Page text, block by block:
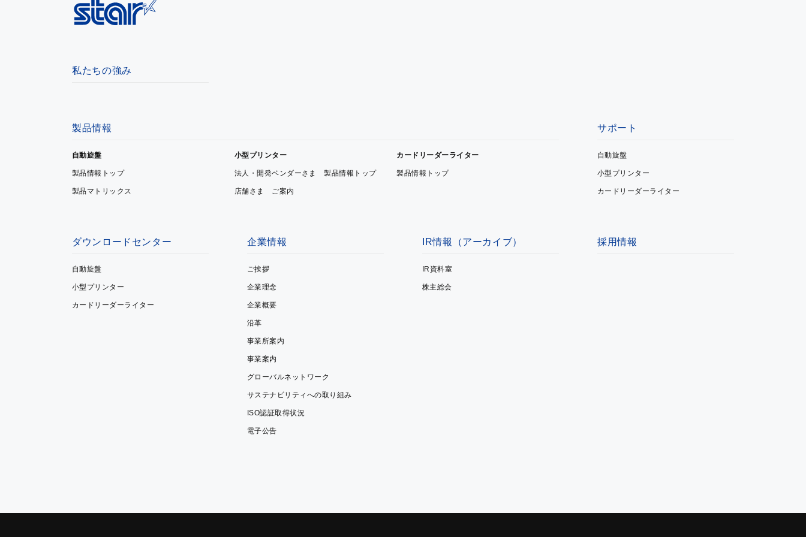
私たちの強み
製品情報
自動旋盤
製品情報トップ
製品マトリックス
小型プリンター
法人・開発ベンダーさま 製品情報トップ
店舗さま ご案内
カードリーダーライター
製品情報トップ
サポート
自動旋盤
小型プリンター
カードリーダーライター
ダウンロードセンター
自動旋盤
小型プリンター
カードリーダーライター
企業情報
ご挨拶
企業理念
企業概要
沿革
事業所案内
事業案内
グローバルネットワーク
サステナビリティへの取り組み
ISO認証取得状況
電子公告
IR情報（アーカイブ）
IR資料室
株主総会
採用情報